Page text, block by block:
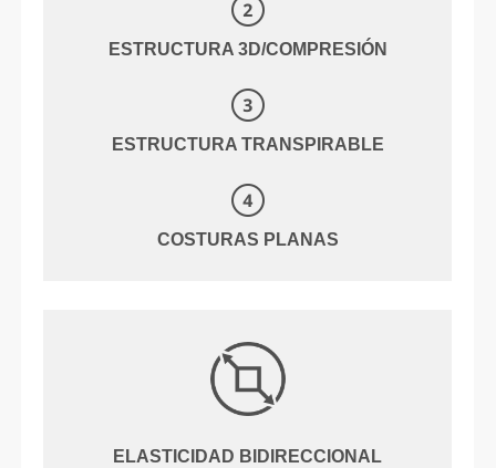
ESTRUCTURA 3D/COMPRESIÓN
ESTRUCTURA TRANSPIRABLE
COSTURAS PLANAS
ELASTICIDAD BIDIRECCIONAL